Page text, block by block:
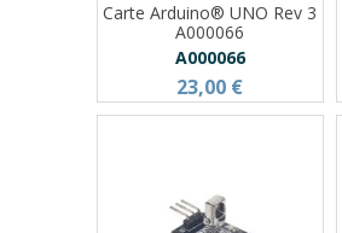
Carte Arduino® UNO Rev 3
A000066
A000066
23,00 €